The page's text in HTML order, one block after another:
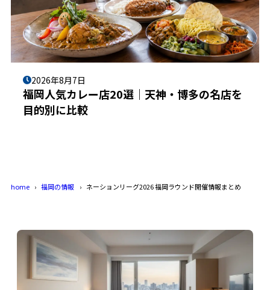
2026年8月7日
福岡人気カレー店20選｜天神・博多の名店を
目的別に比較
home 福岡の情報 ネーションリーグ2026 福岡ラウンド開催情報まとめ